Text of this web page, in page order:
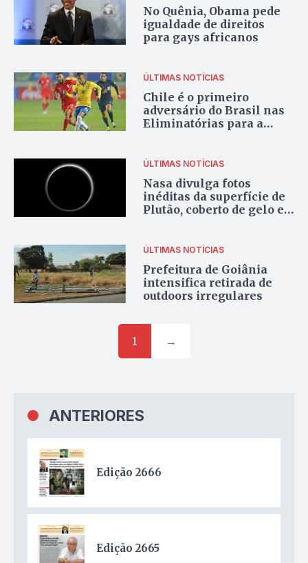
No Quênia, Obama pede
igualdade de direitos
para gays africanos
ÚLTIMAS NOTÍCIAS
Chile é o primeiro
adversário do Brasil nas
Eliminatórias para a
ÚLTIMAS NOTÍCIAS
Nasa divulga fotos
inéditas da superfície de
Plutão, coberto de gelo e
ÚLTIMAS NOTÍCIAS
Prefeitura de Goiânia
intensifica retirada de
outdoors irregulares
1 →
ANTERIORES
Edição 2666
Edição 2665